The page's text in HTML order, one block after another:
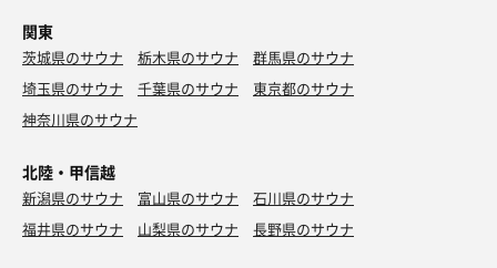
特製焼きあご塩らー麺
しみる〜
関東
茨城県のサウナ 栃木県のサウナ
群馬県のサウナ
埼玉県のサウナ
千葉県のサウナ
東京都のサウナ
神奈川県のサウナ
北陸・甲信越
新潟県のサウナ 富山県のサウナ
石川県のサウナ
福井県のサウナ
山梨県のサウナ 長野県のサウナ